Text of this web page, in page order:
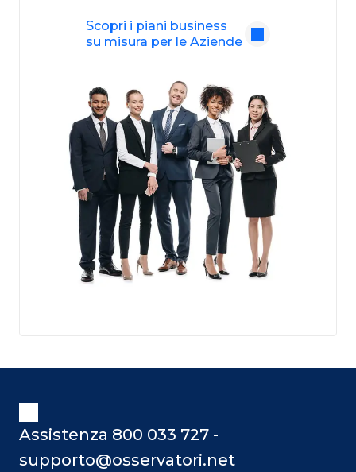
Scopri i piani business
su misura per le Aziende
Assistenza 800 033 727 -
supporto@osservatori.net